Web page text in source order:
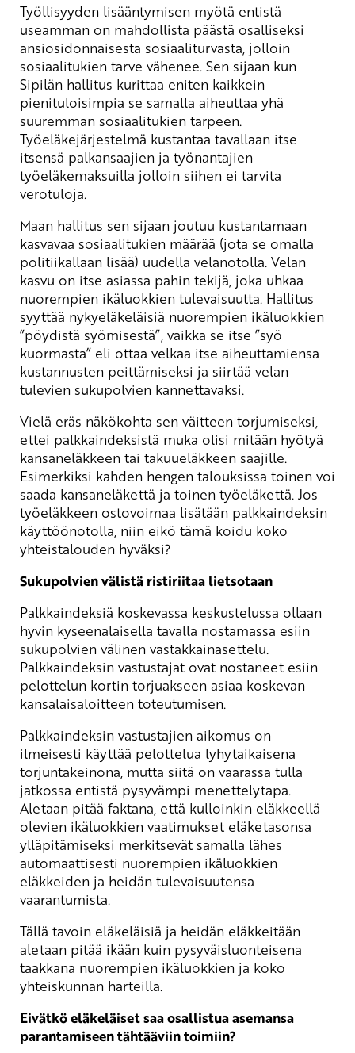
Työllisyyden lisääntymisen myötä entistä
useamman on mahdollista päästä osalliseksi
ansiosidonnaisesta sosiaaliturvasta, jolloin
sosiaalitukien tarve vähenee. Sen sijaan kun
Sipilän hallitus kurittaa eniten kaikkein
pienituloisimpia se samalla aiheuttaa yhä
suuremman sosiaalitukien tarpeen.
Työeläkejärjestelmä kustantaa tavallaan itse
itsensä palkansaajien ja työnantajien
työeläkemaksuilla jolloin siihen ei tarvita
verotuloja.
Maan hallitus sen sijaan joutuu kustantamaan
kasvavaa sosiaalitukien määrää (jota se omalla
politiikallaan lisää) uudella velanotolla. Velan
kasvu on itse asiassa pahin tekijä, joka uhkaa
nuorempien ikäluokkien tulevaisuutta. Hallitus
syyttää nykyeläkeläisiä nuorempien ikäluokkien
”pöydistä syömisestä”, vaikka se itse ”syö
kuormasta” eli ottaa velkaa itse aiheuttamiensa
kustannusten peittämiseksi ja siirtää velan
tulevien sukupolvien kannettavaksi.
Vielä eräs näkökohta sen väitteen torjumiseksi,
ettei palkkaindeksistä muka olisi mitään hyötyä
kansaneläkkeen tai takuueläkkeen saajille.
Esimerkiksi kahden hengen talouksissa toinen voi
saada kansaneläkettä ja toinen työeläkettä. Jos
työeläkkeen ostovoimaa lisätään palkkaindeksin
käyttöönotolla, niin eikö tämä koidu koko
yhteistalouden hyväksi?
Sukupolvien välistä ristiriitaa lietsotaan
Palkkaindeksiä koskevassa keskustelussa ollaan
hyvin kyseenalaisella tavalla nostamassa esiin
sukupolvien välinen vastakkainasettelu.
Palkkaindeksin vastustajat ovat nostaneet esiin
pelottelun kortin torjuakseen asiaa koskevan
kansalaisaloitteen toteutumisen.
Palkkaindeksin vastustajien aikomus on
ilmeisesti käyttää pelottelua lyhytaikaisena
torjuntakeinona, mutta siitä on vaarassa tulla
jatkossa entistä pysyvämpi menettelytapa.
Aletaan pitää faktana, että kulloinkin eläkkeellä
olevien ikäluokkien vaatimukset eläketasonsa
ylläpitämiseksi merkitsevät samalla lähes
automaattisesti nuorempien ikäluokkien
eläkkeiden ja heidän tulevaisuutensa
vaarantumista.
Tällä tavoin eläkeläisiä ja heidän eläkkeitään
aletaan pitää ikään kuin pysyväisluonteisena
taakkana nuorempien ikäluokkien ja koko
yhteiskunnan harteilla.
Eivätkö eläkeläiset saa osallistua asemansa
parantamiseen tähtääviin toimiin?